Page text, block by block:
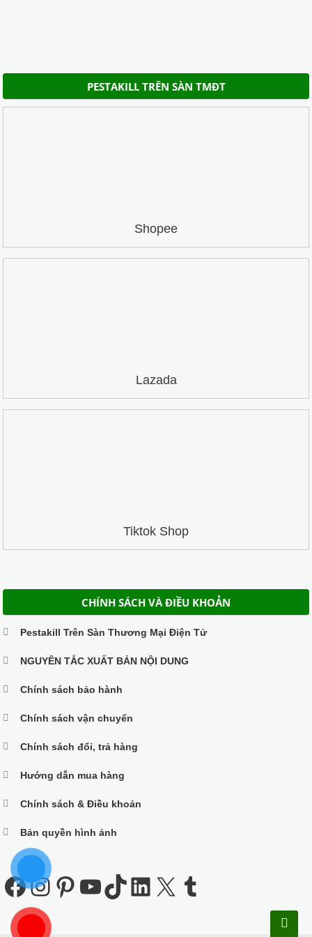
PESTAKILL TRÊN SÀN TMĐT
Shopee
Lazada
Tiktok Shop
CHÍNH SÁCH VÀ ĐIỀU KHOẢN
Pestakill Trên Sàn Thương Mại Điện Tử
NGUYÊN TẮC XUẤT BẢN NỘI DUNG
Chính sách bảo hành
Chính sách vận chuyển
Chính sách đổi, trả hàng
Hướng dẫn mua hàng
Chính sách & Điều khoản
Bản quyền hình ảnh
Facebook
Instagram
Pinterest
Youtube
TikTok
LinkedIn
X Tumblr